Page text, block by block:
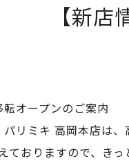
【新
リミキ 高岡本店は、
ておりますので、きっ